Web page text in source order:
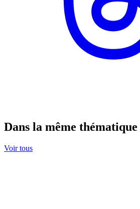
Dans la même thématique
Voir tous